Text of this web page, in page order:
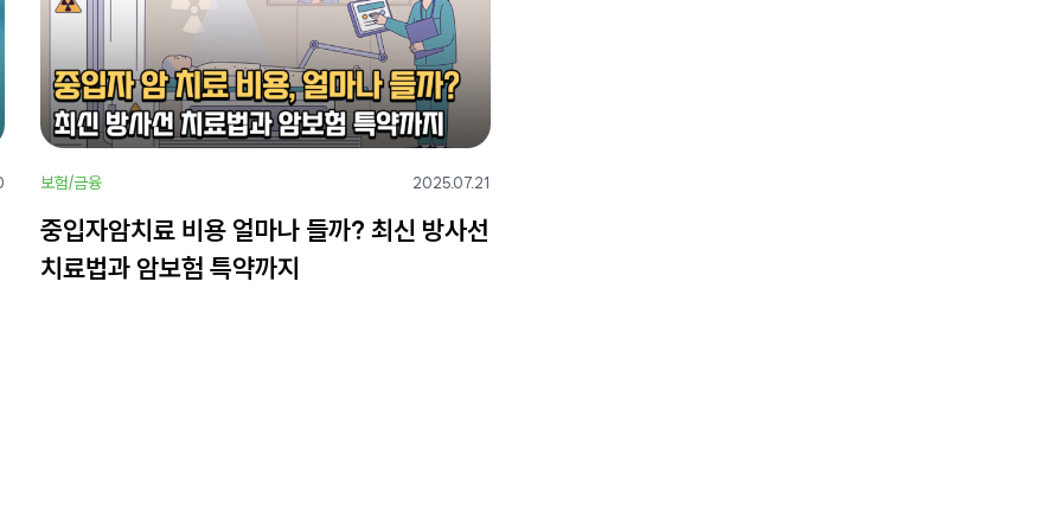
보험/금융 2025.07.21
중입자암치료 비용 얼마나 들까? 최신 방사선
치료법과 암보험 특약까지